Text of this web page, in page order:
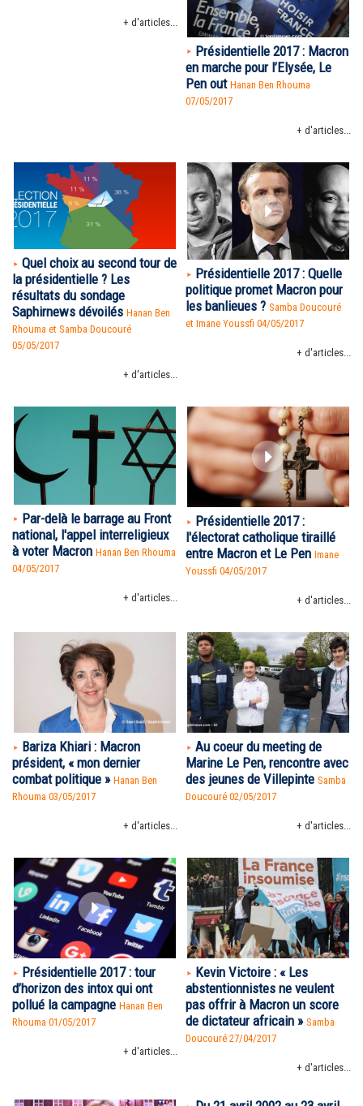
+ d'articles...
Présidentielle 2017 : Macron
en marche pour l’Elysée, Le
Pen out Hanan Ben Rhouma
07/05/2017
+ d'articles...
Quel choix au second tour de
la présidentielle ? Les
résultats du sondage
Saphirnews dévoilés Hanan Ben
Rhouma et Samba Doucouré
05/05/2017
+ d'articles...
Présidentielle 2017 : Quelle
politique promet Macron pour
les banlieues ? Samba Doucouré
et Imane Youssfi 04/05/2017
+ d'articles...
Par-delà le barrage au Front
national, l'appel interreligieux
à voter Macron Hanan Ben Rhouma
04/05/2017
+ d'articles...
Présidentielle 2017 :
l'électorat catholique tiraillé
entre Macron et Le Pen Imane
Youssfi 04/05/2017
+ d'articles...
Bariza Khiari : Macron
président, « mon dernier
combat politique » Hanan Ben
Rhouma 03/05/2017
+ d'articles...
Au coeur du meeting de
Marine Le Pen, rencontre avec
des jeunes de Villepinte Samba
Doucouré 02/05/2017
+ d'articles...
Présidentielle 2017 : tour
d’horizon des intox qui ont
pollué la campagne Hanan Ben
Rhouma 01/05/2017
+ d'articles...
Kevin Victoire : « Les
abstentionnistes ne veulent
pas offrir à Macron un score
de dictateur africain » Samba
Doucouré 27/04/2017
+ d'articles...